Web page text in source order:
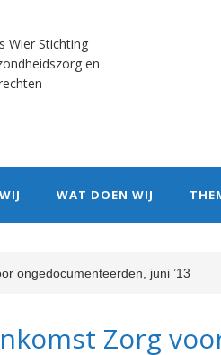
Wier Stichting
en
WAT DOEN WIJ
ongedocumenteerden, juni ’13
Zorg